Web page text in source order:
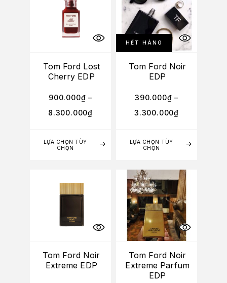
LỰA CHỌN TÙY
CHỌN
Tom Ford Lost
Cherry EDP
900.000₫ –
8.300.000₫
HẾT HÀNG
LỰA CHỌN TÙY
CHỌN
Tom Ford Noir
EDP
390.000₫ –
3.300.000₫
Tom Ford Noir
Extreme EDP
Tom Ford Noir
Extreme Parfum
EDP